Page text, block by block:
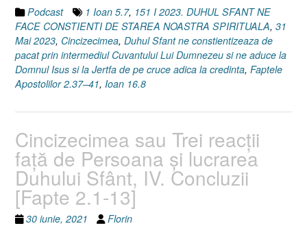
Apostolilor
2.37–
41]”
Podcast 1 Ioan 5.7, 151 I 2023. DUHUL SFANT NE
FACE CONSTIENTI DE STAREA NOASTRA SPIRITUALA, 31
Mai 2023, Cincizecimea, Duhul Sfant ne constientizeaza de
pacat prin intermediul Cuvantului Lui Dumnezeu si ne aduce la
Domnul Isus si la Jertfa de pe cruce adica la credinta, Faptele
Apostolilor 2.37–41, Ioan 16.8
Cincizecimea sau Trei reacţii
faţă de Persoana şi lucrarea
Duhului Sfânt, IV. Concluzii
[Fapte 2.1-13]
30 iunie, 2021 Florin